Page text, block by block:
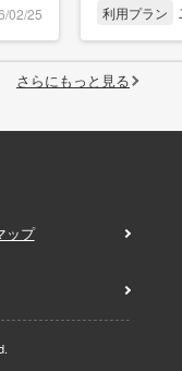
02/25 利用プラン
さらにもっと見る
ップ